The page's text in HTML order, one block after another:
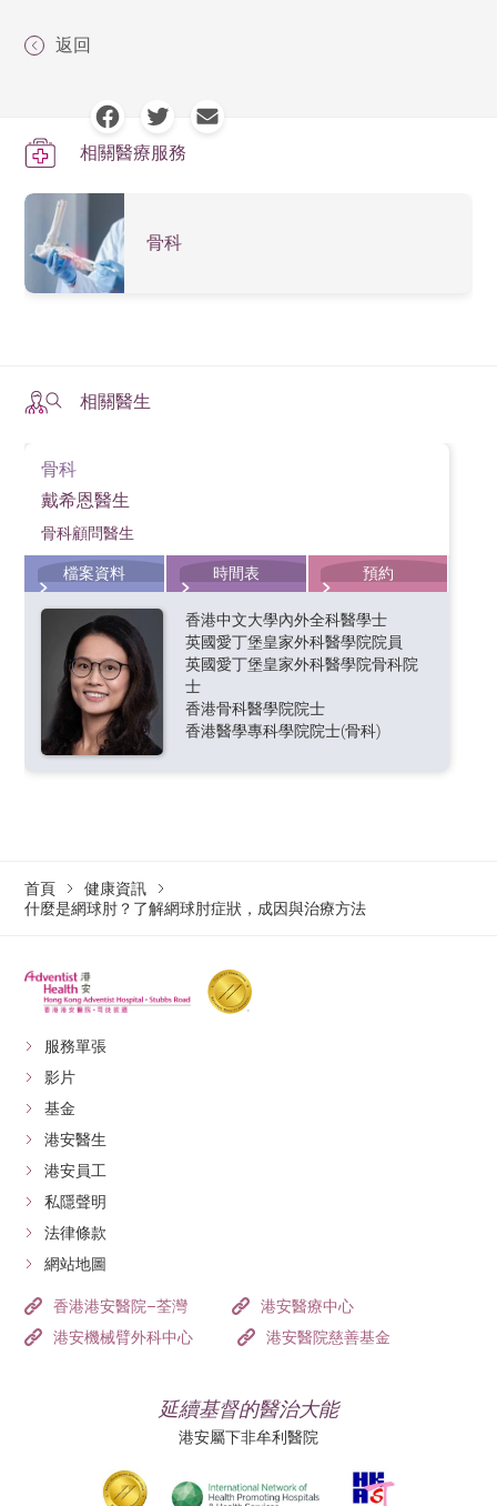
網球肘的治療有多種不同方案，各有不同成效及副作
人病情的治療方案。
肌腱結構持續受壓，難以長期改善。因此，要有效防止
網球肘復發，除了控制發炎，更需根本改善生活習慣與
與耐力。
如未有改善日常重複動作、使用不當的工具或發力方
式，只會令受損肌腱無法休息與復原。
3. 沒有進行物理治療與肌肉訓練
物理治療不只有消炎之效，更重要是透過拉筋與強化前
臂肌群，減輕肌腱壓力。若欠缺復健訓練，即使短暫痊
症狀稍緩即重返運動或勞動，會加重肌腱負荷，導致病
勞損雙管齊下，配合物理治療、生活方式調整及逐步增
強肌肉承托力，才可真正根治並降低復發風險。
均，避免單一部位過勞。
進行針對前臂伸肌群的拉筋與強化運動，例如握力球訓
練、彈力帶練習，有助減少肌腱負荷。
4. 拉筋與熱身不可少
進行任何需用前臂力量的活動前，應做足熱身與拉筋，
減低肌腱受傷風險。
支撐，有助預防初期不適惡化為慢性炎症。
如出現手肘外側疼痛、提物困難等初期症狀，應立即休
息及諮詢專業意見，避免拖延導致病情惡化。透過日常
保養與良好使用習慣，即使是需要頻繁使用手臂的人
士，也能有效預防網球肘的發生或復發。
網球肘與高爾夫球肘有何分別？
網球肘為手肘外側（肱骨外上髁）疼痛，而高爾夫球肘
則影響手肘內側（肱骨內上髁）。兩者皆因過度使用肌
腱所致，但受影響的肌群不同。
網球肘會自己好嗎？
輕微個案有機會隨時間自然好轉，但若長期不處理或繼
續過度使用肌肉，可能導致慢性發炎，延誤康復甚至惡
息、冰敷、口服消炎藥等已有效。只有在保守治療半年
以上無效時，才考慮微創手術。
可以運動或做重量訓練嗎？
在急性發炎期應避免過度使用前臂。康復中期可在物理
治療師指導下做針對性訓練，如握力球、彈力帶拉力訓
練，以幫助重建肌腱強度。
返回
相關醫療服務
骨科
相關醫生
骨科
戴希恩醫生
骨科顧問醫生
檔案資料 時間表 預約
香港中文大學內外全科醫學士
英國愛丁堡皇家外科醫學院院員
英國愛丁堡皇家外科醫學院骨科院
士
香港骨科醫學院院士
香港醫學專科學院院士(骨科)
首頁
健康資訊
什麼是網球肘？了解網球肘症狀，成因與治療方法
服務單張
影片
基金
港安醫生
港安員工
私隱聲明
法律條款
網站地圖
香港港安醫院–荃灣
港安醫療中心
港安機械臂外科中心
港安醫院慈善基金
延續基督的醫治大能
港安屬下非牟利醫院